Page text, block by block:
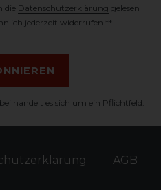
die Daten­schutz­erklärung gelesen
ich jederzeit widerrufen.**
handelt es sich um ein Pflichtfeld.
AGB